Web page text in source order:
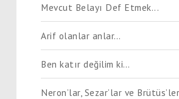
Mevcut Belayı Def Etmek...
Arif olanlar anlar…
Ben katır değilim ki…
Neron’lar, Sezar’lar ve